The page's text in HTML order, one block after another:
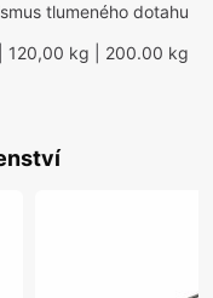
tlumeného dotahu
| 120,00 kg | 200.00 kg